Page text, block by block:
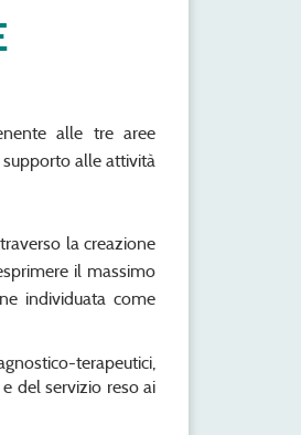
alle tre aree
alle attività
la creazione
il massimo
individuata come
terapeutici,
del servizio reso ai